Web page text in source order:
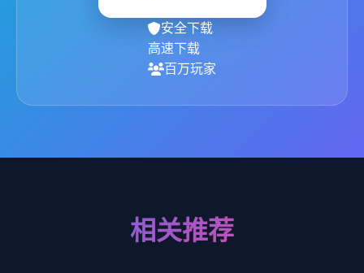
安全下载
高速下载
百万玩家
相关推荐